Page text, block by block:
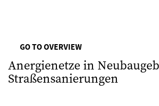
GO TO OVERVIEW
Anergienetze in
Straßensanierungen